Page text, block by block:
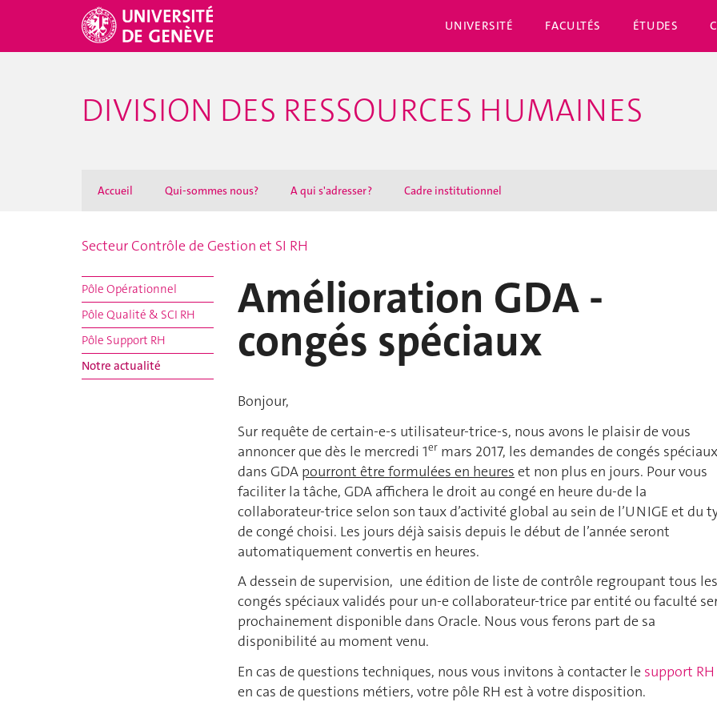
UNIVERSITÉ FACULTÉS ÉTUDES
DIVISION DES RESSOURCES HUMAINES
Accueil Qui-sommes nous? A qui s'adresser ? Cadre institutionnel
Secteur Contrôle de Gestion et SI RH
Pôle Opérationnel
Pôle Qualité & SCI RH
Pôle Support RH
Notre actualité
Amélioration GDA -
congés spéciaux
Bonjour,
Sur requête de certain-e-s utilisateur-trice-s, nous avons le plaisir de vous
annoncer que dès le mercredi 1er mars 2017, les demandes de congés spéciaux
dans GDA pourront être formulées en heures et non plus en jours. Pour vous
faciliter la tâche, GDA affichera le droit au congé en heure du-de la
collaborateur-trice selon son taux d’activité global au sein de l’UNIGE et du
de congé choisi. Les jours déjà saisis depuis le début de l’année seront
automatiquement convertis en heures.
A dessein de supervision, une édition de liste de contrôle regroupant tous les
congés spéciaux validés pour un-e collaborateur-trice par entité ou faculté
prochainement disponible dans Oracle. Nous vous ferons part de sa
disponibilité au moment venu.
En cas de questions techniques, nous vous invitons à contacter le support RH
en cas de questions métiers, votre pôle RH est à votre disposition.